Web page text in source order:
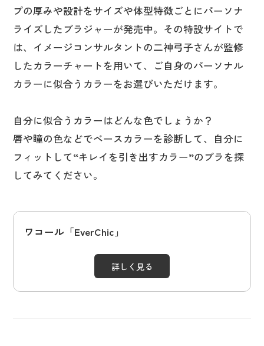
プの厚みや設計をサイズや体型特徴ごとにパーソナ
ライズしたブラジャーが発売中。その特設サイトで
は、イメージコンサルタントの二神弓子さんが監修
したカラーチャートを用いて、ご自身のパーソナル
カラーに似合うカラーをお選びいただけます。
自分に似合うカラーはどんな色でしょうか？
唇や瞳の色などでベースカラーを診断して、自分に
フィットして“キレイを引き出すカラー”のブラを探
してみてください。
ワコール「EverChic」
詳しく見る